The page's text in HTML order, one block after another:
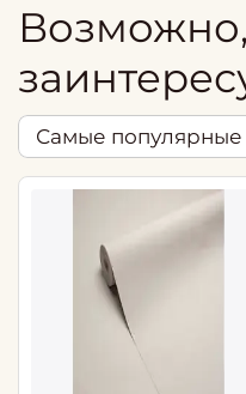
Возможно,
Самые популярные